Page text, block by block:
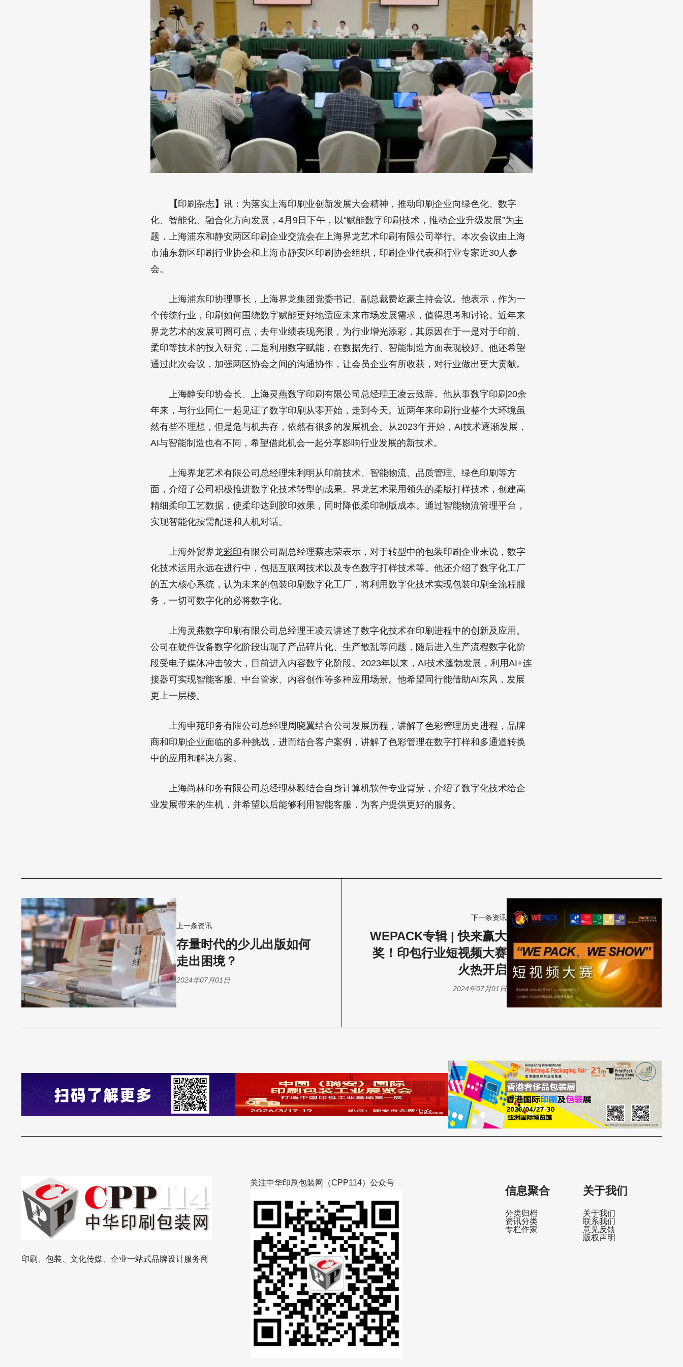
【印刷杂志】 讯：为落实上海印刷业创新发展大会精神，推动印刷企业向绿色化、数字
化、智能化、融合化方向发展，4月9日下午，以“赋能数字印刷技术，推动企业升级发展”为主
题，上海浦东和静安两区印刷企业交流会在上海界龙艺术印刷有限公司举行。本次会议由上海
市浦东新区印刷行业协会和上海市静安区印刷协会组织，印刷企业代表和行业专家近30人参
会。
上海浦东印协理事长，上海界龙集团党委书记、副总裁费屹豪主持会议。他表示，作为一
个传统行业，印刷如何围绕数字赋能更好地适应未来市场发展需求，值得思考和讨论。近年来
界龙艺术的发展可圈可点，去年业绩表现亮眼，为行业增光添彩，其原因在于一是对于印前、
柔印等技术的投入研究，二是利用数字赋能，在数据先行、智能制造方面表现较好。他还希望
通过此次会议，加强两区协会之间的沟通协作，让会员企业有所收获，对行业做出更大贡献。
上海静安印协会长、上海灵燕数字印刷有限公司总经理王凌云致辞。他从事数字印刷20余
年来，与行业同仁一起见证了数字印刷从零开始，走到今天。近两年来印刷行业整个大环境虽
然有些不理想，但是危与机共存，依然有很多的发展机会。从2023年开始，AI技术逐渐发展，
AI与智能制造也有不同，希望借此机会一起分享影响行业发展的新技术。
上海界龙艺术有限公司总经理朱利明从印前技术、智能物流、品质管理、绿色印刷等方
面，介绍了公司积极推进数字化技术转型的成果。界龙艺术采用领先的柔版打样技术，创建高
精细柔印工艺数据，使柔印达到胶印效果，同时降低柔印制版成本。通过智能物流管理平台，
实现智能化按需配送和人机对话。
上海外贸界龙彩印有限公司副总经理蔡志荣表示，对于转型中的包装印刷企业来说，数字
化技术运用永远在进行中，包括互联网技术以及专色数字打样技术等。他还介绍了数字化工厂
的五大核心系统，认为未来的包装印刷数字化工厂，将利用数字化技术实现包装印刷全流程服
务，一切可数字化的必将数字化。
上海灵燕数字印刷有限公司总经理王凌云讲述了数字化技术在印刷进程中的创新及应用。
公司在硬件设备数字化阶段出现了产品碎片化、生产散乱等问题，随后进入生产流程数字化阶
段受电子媒体冲击较大，目前进入内容数字化阶段。2023年以来，AI技术蓬勃发展，利用AI+连
接器可实现智能客服、中台管家、内容创作等多种应用场景。他希望同行能借助AI东风，发展
更上一层楼。
上海申苑印务有限公司总经理周晓翼结合公司发展历程，讲解了色彩管理历史进程，品牌
商和印刷企业面临的多种挑战，进而结合客户案例，讲解了色彩管理在数字打样和多通道转换
中的应用和解决方案。
上海尚林印务有限公司总经理林毅结合自身计算机软件专业背景，介绍了数字化技术给企
业发展带来的生机，并希望以后能够利用智能客服，为客户提供更好的服务。
上一条资讯
存量时代的少儿出版如何
走出困境？
2024年07月01日
下一条资讯
WEPACK专辑 | 快来赢大
奖！印包行业短视频大赛
火热开启
2024年07月01日
印刷、包装、文化传媒、企业一站式品牌设计服务商
关注中华印刷包装网（CPP114）公众号
信息聚合
分类归档
资讯分类
专栏作家
关于我们
关于我们
联系我们
意见反馈
版权声明